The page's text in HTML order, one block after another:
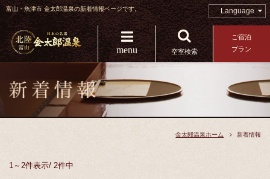
富山・魚津市 金太郎温泉の新着情報ページです。 Language
menu 空室検索
ご宿泊
プラン
金太郎温泉ホーム 新着情報
1～2件表示/ 2件中